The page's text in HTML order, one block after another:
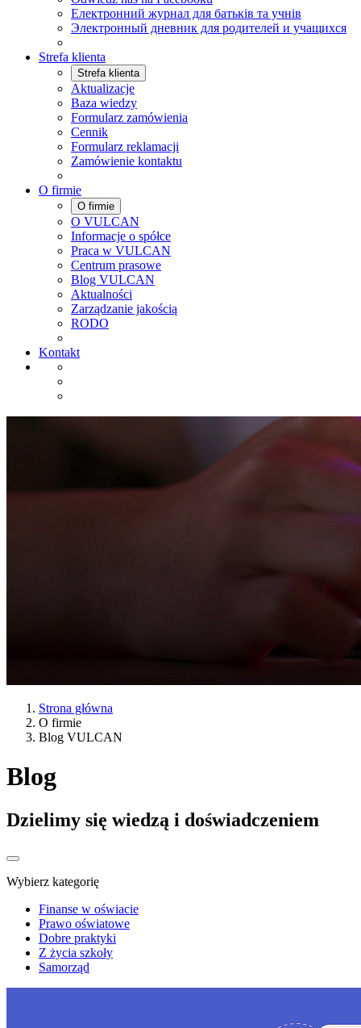
Електронний журнал для батьків та учнів
Электронный дневник для родителей и учащихся
Strefa klienta
Strefa klienta
Aktualizacje
Baza wiedzy
Formularz zamówienia
Cennik
Formularz reklamacji
Zamówienie kontaktu
O firmie
O firmie
O VULCAN
Informacje o spółce
Praca w VULCAN
Centrum prasowe
Blog VULCAN
Aktualności
Zarządzanie jakością
RODO
Kontakt
Strona główna
O firmie
Blog VULCAN
Blog
Dzielimy się wiedzą i doświadczeniem
Wybierz kategorię
Finanse w oświacie
Prawo oświatowe
Dobre praktyki
Z życia szkoły
Samorząd